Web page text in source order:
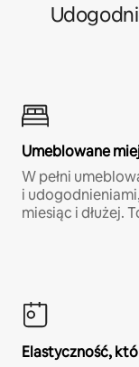
Umeblowane
W pełni
i
miesiąc i dłużej.
Elastyczność,